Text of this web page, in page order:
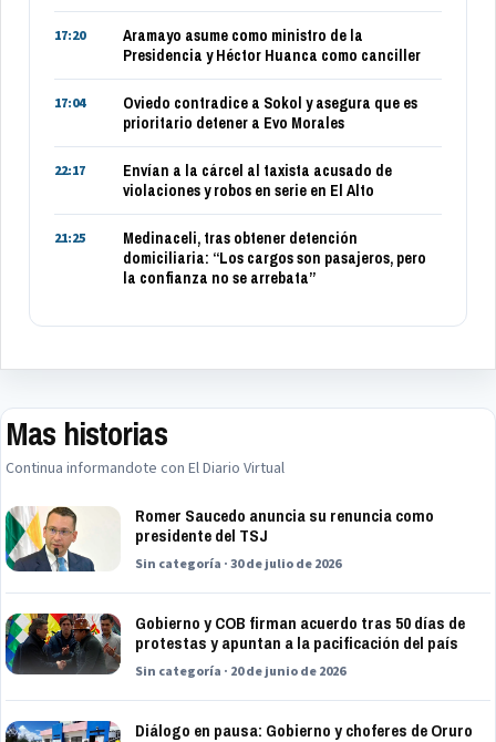
17:20
Aramayo asume como ministro de la
Presidencia y Héctor Huanca como canciller
17:04
Oviedo contradice a Sokol y asegura que es
prioritario detener a Evo Morales
22:17
Envían a la cárcel al taxista acusado de
violaciones y robos en serie en El Alto
21:25
Medinaceli, tras obtener detención
domiciliaria: “Los cargos son pasajeros, pero
la confianza no se arrebata”
Mas historias
Continua informandote con El Diario Virtual
Romer Saucedo anuncia su renuncia como
presidente del TSJ
Sin categoría · 30 de julio de 2026
Gobierno y COB firman acuerdo tras 50 días de
protestas y apuntan a la pacificación del país
Sin categoría · 20 de junio de 2026
Diálogo en pausa: Gobierno y choferes de Oruro